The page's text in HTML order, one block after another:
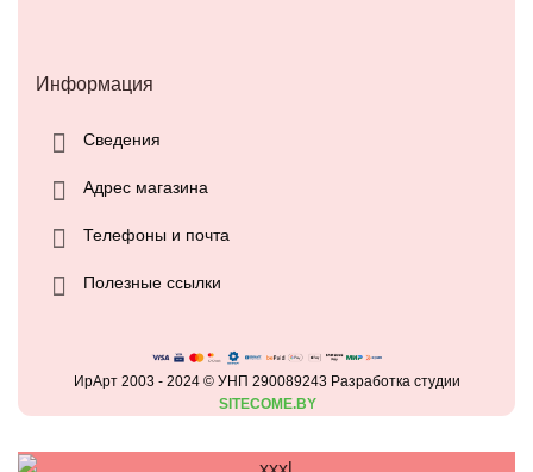
Информация
Сведения
Адрес магазина
Телефоны и почта
Полезные ссылки
ИрАрт 2003 - 2024 © УНП 290089243 Разработка студии
SITECOME.BY